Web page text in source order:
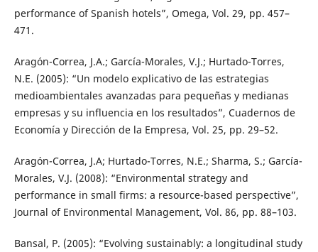
performance of Spanish hotels”, Omega, Vol. 29, pp. 457–
471.
Aragón-Correa, J.A.; García-Morales, V.J.; Hurtado-Torres,
N.E. (2005): “Un modelo explicativo de las estrategias
medioambientales avanzadas para pequeñas y medianas
empresas y su influencia en los resultados”, Cuadernos de
Economía y Dirección de la Empresa, Vol. 25, pp. 29–52.
Aragón-Correa, J.A; Hurtado-Torres, N.E.; Sharma, S.; García-
Morales, V.J. (2008): “Environmental strategy and
performance in small firms: a resource-based perspective”,
Journal of Environmental Management, Vol. 86, pp. 88–103.
Bansal, P. (2005): “Evolving sustainably: a longitudinal study